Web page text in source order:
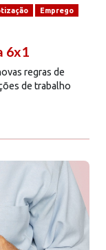
Emprego
6x1
regras de
de trabalho